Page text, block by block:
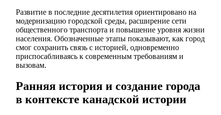
Развитие в последние десятилетия ориентировано на
модернизацию городской среды, расширение сети
общественного транспорта и повышение уровня жизни
населения. Обозначенные этапы показывают, как город
смог сохранить связь с историей, одновременно
приспосабливаясь к современным требованиям и
вызовам.
Ранняя история и создание города
в контексте канадской истории